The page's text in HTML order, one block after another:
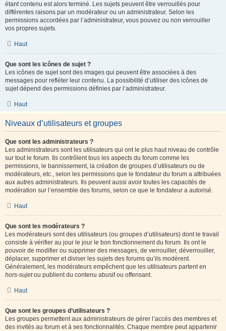
étant contenu est alors terminé. Les sujets peuvent être verrouillés pour
différentes raisons par un modérateur ou un administrateur. Selon les
permissions accordées par l’administrateur, vous pouvez ou non verrouiller
vos propres sujets.
Haut
Que sont les icônes de sujet ?
Les icônes de sujet sont des images qui peuvent être associées à des
messages pour refléter leur contenu. La possibilité d’utiliser des icônes de
sujet dépend des permissions définies par l’administrateur.
Haut
Niveaux d’utilisateurs et groupes
Que sont les administrateurs ?
Les administrateurs sont les utilisateurs qui ont le plus haut niveau de contrôle
sur tout le forum. Ils contrôlent tous les aspects du forum comme les
permissions, le bannissement, la création de groupes d’utilisateurs ou de
modérateurs, etc., selon les permissions que le fondateur du forum a attribuées
aux autres administrateurs. Ils peuvent aussi avoir toutes les capacités de
modération sur l’ensemble des forums, selon ce que le fondateur a autorisé.
Haut
Que sont les modérateurs ?
Les modérateurs sont des utilisateurs (ou groupes d’utilisateurs) dont le travail
consiste à vérifier au jour le jour le bon fonctionnement du forum. Ils ont le
pouvoir de modifier ou supprimer des messages, de verrouiller, déverrouiller,
déplacer, supprimer et diviser les sujets des forums qu’ils modèrent.
Généralement, les modérateurs empêchent que les utilisateurs partent en
hors-sujetou publient du contenu abusif ou offensant.
Haut
Que sont les groupes d’utilisateurs ?
Les groupes permettent aux administrateurs de gérer l’accès des membres et
des invités au forum et à ses fonctionnalités. Chaque membre peut appartenir